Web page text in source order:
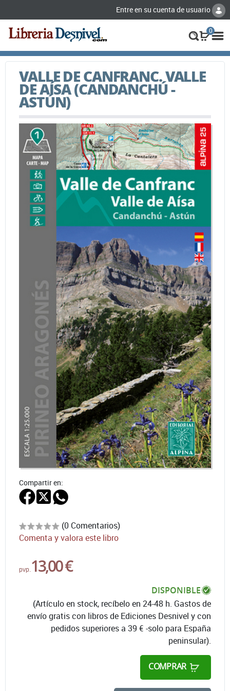
Entre en su cuenta de usuario
0
VALLE DE CANFRANC. VALLE
DE AÍSA (CANDANCHÚ -
ASTÚN)
Compartir en:
(0 Comentarios)
Comenta y valora este libro
pvp.13,00 €
DISPONIBLE
(Artículo en stock, recíbelo en 24-48 h. Gastos de
envío gratis con libros de Ediciones Desnivel y con
pedidos superiores a 39 € -solo para España
peninsular).
COMPRAR